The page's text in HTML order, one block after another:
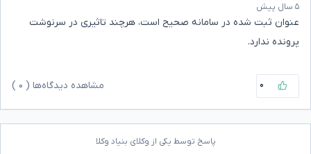
۵ سال پیش
عنوان ثبت شده در سامانه صحیح است، هرچند تاثیری در سرنوشت
پرونده ندارد.
۰ مشاهده دیدگاه‌ها ( ۰
پاسخ توسط یکی از وکلای بنیاد وکلا